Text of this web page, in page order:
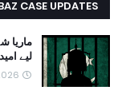
CASE UPDATES
ماریا
لیے